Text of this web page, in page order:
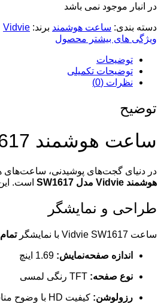
در انبار موجود نمی باشد
دسته بندی: ساعت هوشمند برند: Vidvie
ویژگی های بیشتر محصول
توضیحات
توضیحات تکمیلی
نظرات (0)
توضیح
ساعت هوشمند Vidvie SW1617 | بررسی کامل، امکانات و مشخصات فنی
در دنیای گجت‌های پوشیدنی، ساعت‌های
هوشمند Vidvie مدل SW1617
است.
طراحی و نمایشگر
ساعت Vidvie SW1617 با نمایشگر
اندازه صفحه‌نمایش:
نوع صفحه:
رزولوشن: کیفیت HD با وضوح مناسب برای نمایش جزئیات